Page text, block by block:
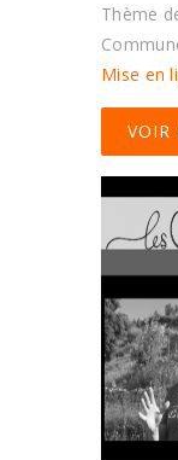
Thème
Mise en
VOIR